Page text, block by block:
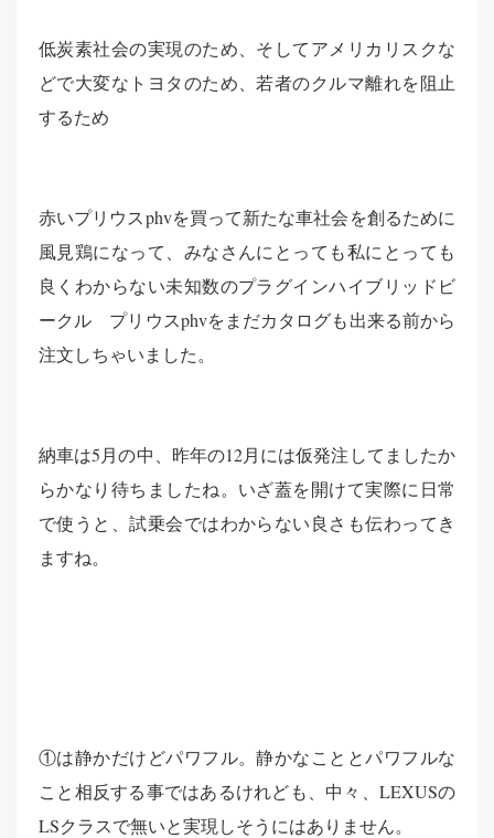
低炭素社会の実現のため、そしてアメリカリスクな
どで大変なトヨタのため、若者のクルマ離れを阻止
するため
赤いプリウスphvを買って新たな車社会を創るために
風見鶏になって、みなさんにとっても私にとっても
良くわからない未知数のプラグインハイブリッドビ
ークル プリウスphvをまだカタログも出来る前から
注文しちゃいました。
納車は5月の中、昨年の12月には仮発注してましたか
らかなり待ちましたね。いざ蓋を開けて実際に日常
で使うと、試乗会ではわからない良さも伝わってき
ますね。
①は静かだけどパワフル。静かなこととパワフルな
こと相反する事ではあるけれども、中々、LEXUSの
LSクラスで無いと実現しそうにはありません。